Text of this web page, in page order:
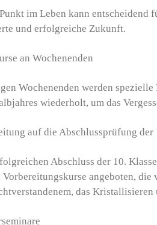
im Leben kann entscheidend
und erfolgreiche Zukunft.
an Wochenenden
Wochenenden werden
wiederholt, um das
auf die Abschlussprüfung der
Abschluss der 10.
Vorbereitungskurse angeboten,
das Kristallisieren